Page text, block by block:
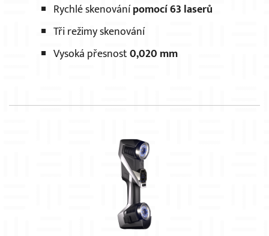
Rychlé skenovánípomocí 63 laserů
Tři režimy skenování
Vysoká přesnost0,020 mm